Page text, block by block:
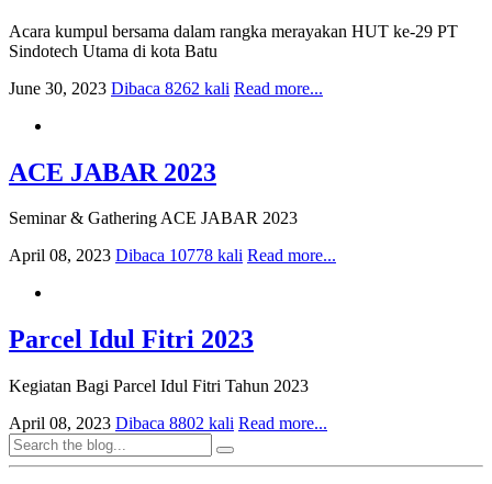
Acara kumpul bersama dalam rangka merayakan HUT ke-29 PT
Sindotech Utama di kota Batu
June 30, 2023 Dibaca 8262 kali Read more...
ACE JABAR 2023
Seminar & Gathering ACE JABAR 2023
April 08, 2023 Dibaca 10778 kali Read more...
Parcel Idul Fitri 2023
Kegiatan Bagi Parcel Idul Fitri Tahun 2023
April 08, 2023 Dibaca 8802 kali Read more...